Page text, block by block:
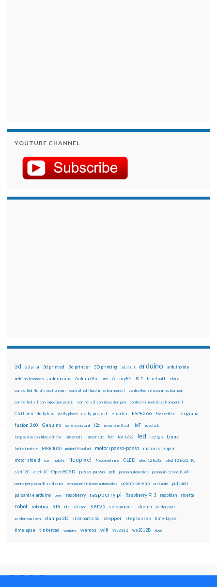
YOUTUBE CHANNEL
3d 3d print 3d printed 3d printer 3D printing adafruit arduino arduino ide
arduino leonardo arduino uno Arduino Yún arm Attiny85 BLE bluetooth cloud
controlled fluid injection pen controlled fluid injection pencil controlled silicon injection pen
controlled silicon injection pencil control silicon injection pen control silicon injection pencil
CtrlJ pen dolly foto dolly photo dolly project encoder ESP8266 fibra ottica fotografia
fusion 360 Genuino home assistant i2c iniezione fluidi IoT joystick
lampadario con fibre ottiche lasercut laser cut lcd lcd 16x2 led led rgb Linux
luci di natale MKR1000 motori bipolari motori passo-passo motori stepper
motor shield nas natale Neopixel Neopixel ring OLED oled 128x32 oled 128x32 IIC
oled i2C oled IIC OpenSCAD passo-passo pcb penna automatica penna iniezione fluidi
penna per pasta di saldatura penna per silicone automatica potenziometro pulsante pulsanti
pulsanti e arduino pwm raspberry raspberry pi Raspberry Pi 3 raspbian ricetta
robot robotica RPi rtc sd card servo servomotori sketch solder past
solder past pen stampa 3D stampante 3d stepper step to step time-lapse
timelapse tinkercad wemake wemos wifi WS2812 ws2812B xbee